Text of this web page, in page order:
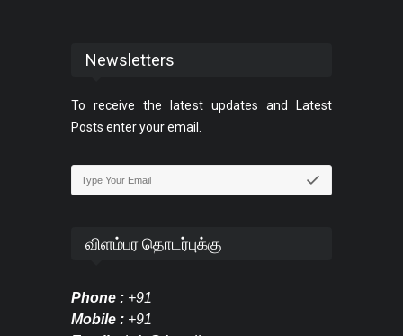
Newsletters
To receive the latest updates and Latest
Posts enter your email.
விளம்பர தொடர்புக்கு
Phone : +91
Mobile : +91